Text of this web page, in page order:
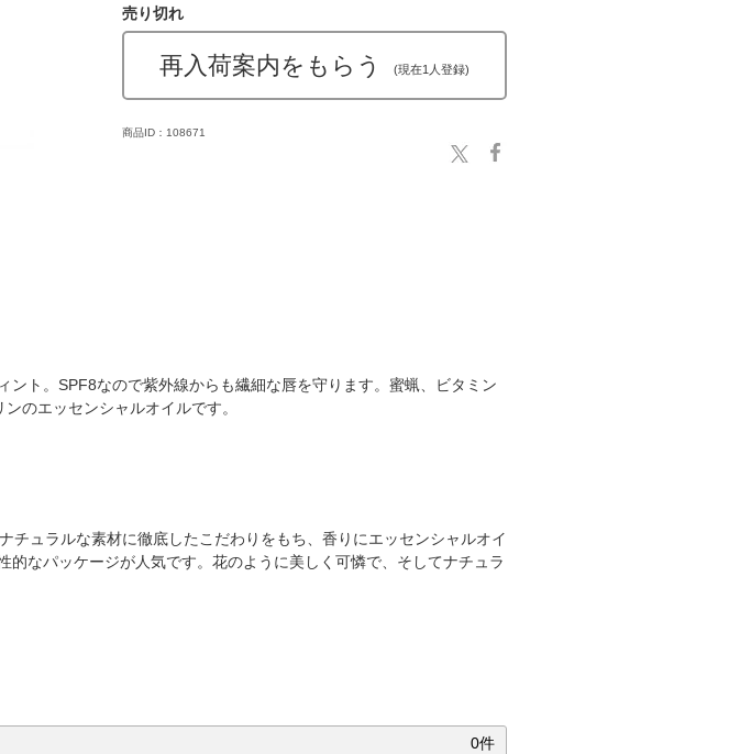
売り切れ
再入荷案内をもらう (現在1人登録)
商品ID：108671
ト。SPF8なので紫外線からも繊細な唇を守ります。蜜蝋、ビタミン
のエッセンシャルオイルです。
ュラルな素材に徹底したこだわりをもち、香りにエッセンシャルオイ
なパッケージが人気です。花のように美しく可憐で、そしてナチュラ
0件